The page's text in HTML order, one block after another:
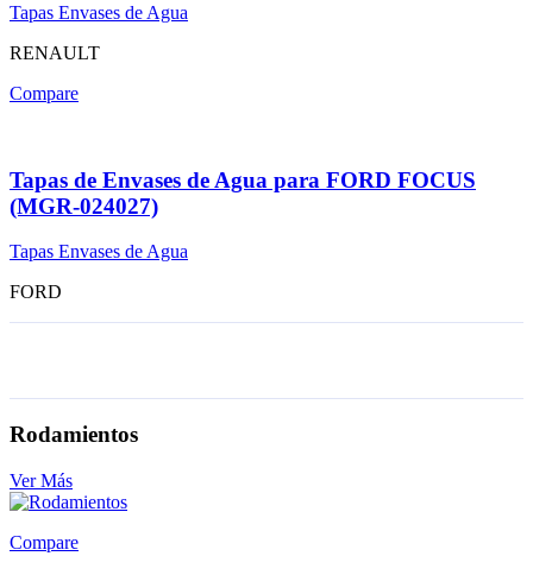
Tapas Envases de Agua
RENAULT
Compare
Tapas de Envases de Agua para FORD FOCUS
(MGR-024027)
Tapas Envases de Agua
FORD
Rodamientos
Ver Más
Compare